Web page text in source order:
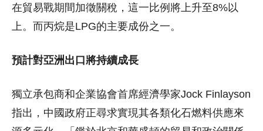
在貿易戰期間加徵關稅，這一比例將上升至8%以
上。而丙烷是LPG的主要成份之一。
預計對亞洲出口將持續成長
獨立承包商和企業協會首席經濟學家Jock Finlayson
指出，中國政府正尋求實現其各類化石燃料供應來